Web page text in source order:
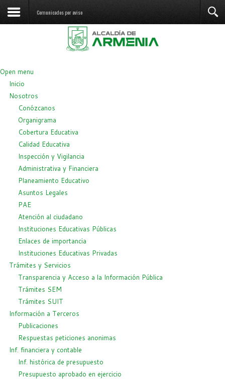
Comunicados por aviso
Open menu
Inicio
Nosotros
Conózcanos
Organigrama
Cobertura Educativa
Calidad Educativa
Inspección y Vigilancia
Administrativa y Financiera
Planeamiento Educativo
Asuntos Legales
PAE
Atención al ciudadano
Instituciones Educativas Públicas
Enlaces de importancia
Instituciones Educativas Privadas
Trámites y Servicios
Transparencia y Acceso a la Información Pública
Trámites SEM
Trámites SUIT
Información a Terceros
Publicaciones
Respuestas peticiones anonimas
Inf. financiera y contable
Inf. histórica de presupuesto
Presupuesto aprobado en ejercicio